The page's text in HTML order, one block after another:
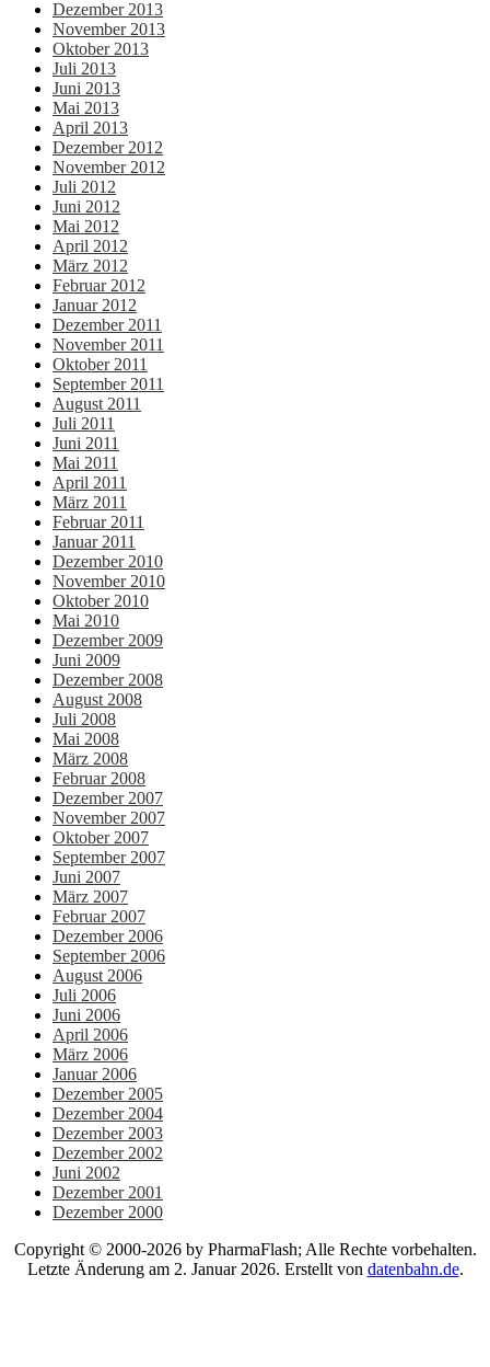
Dezember 2013
November 2013
Oktober 2013
Juli 2013
Juni 2013
Mai 2013
April 2013
Dezember 2012
November 2012
Juli 2012
Juni 2012
Mai 2012
April 2012
März 2012
Februar 2012
Januar 2012
Dezember 2011
November 2011
Oktober 2011
September 2011
August 2011
Juli 2011
Juni 2011
Mai 2011
April 2011
März 2011
Februar 2011
Januar 2011
Dezember 2010
November 2010
Oktober 2010
Mai 2010
Dezember 2009
Juni 2009
Dezember 2008
August 2008
Juli 2008
Mai 2008
März 2008
Februar 2008
Dezember 2007
November 2007
Oktober 2007
September 2007
Juni 2007
März 2007
Februar 2007
Dezember 2006
September 2006
August 2006
Juli 2006
Juni 2006
April 2006
März 2006
Januar 2006
Dezember 2005
Dezember 2004
Dezember 2003
Dezember 2002
Juni 2002
Dezember 2001
Dezember 2000
Copyright © 2000-2026 by PharmaFlash; Alle Rechte vorbehalten.
Letzte Änderung am 2. Januar 2026. Erstellt von datenbahn.de.